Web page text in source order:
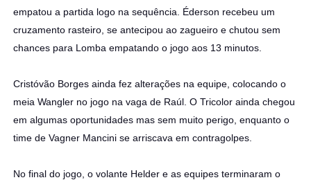
empatou a partida logo na sequência. Éderson recebeu um
cruzamento rasteiro, se antecipou ao zagueiro e chutou sem
chances para Lomba empatando o jogo aos 13 minutos.
Cristóvão Borges ainda fez alterações na equipe, colocando o
meia Wangler no jogo na vaga de Raúl. O Tricolor ainda chegou
em algumas oportunidades mas sem muito perigo, enquanto o
time de Vagner Mancini se arriscava em contragolpes.
No final do jogo, o volante Helder e as equipes terminaram o